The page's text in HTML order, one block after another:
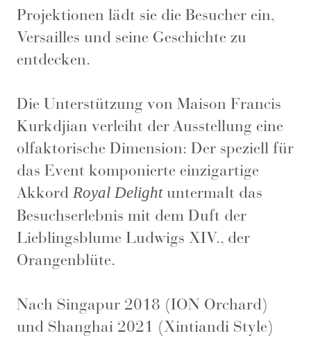
Projektionen lädt sie die Besucher ein,
Versailles und seine Geschichte zu
entdecken.
Die Unterstützung von Maison Francis
Kurkdjian verleiht der Ausstellung eine
olfaktorische Dimension: Der speziell für
das Event komponierte einzigartige
Akkord Royal Delightuntermalt das
Besuchserlebnis mit dem Duft der
Lieblingsblume Ludwigs XIV., der
Orangenblüte.
Nach Singapur 2018 (ION Orchard)
und Shanghai 2021 (Xintiandi Style)